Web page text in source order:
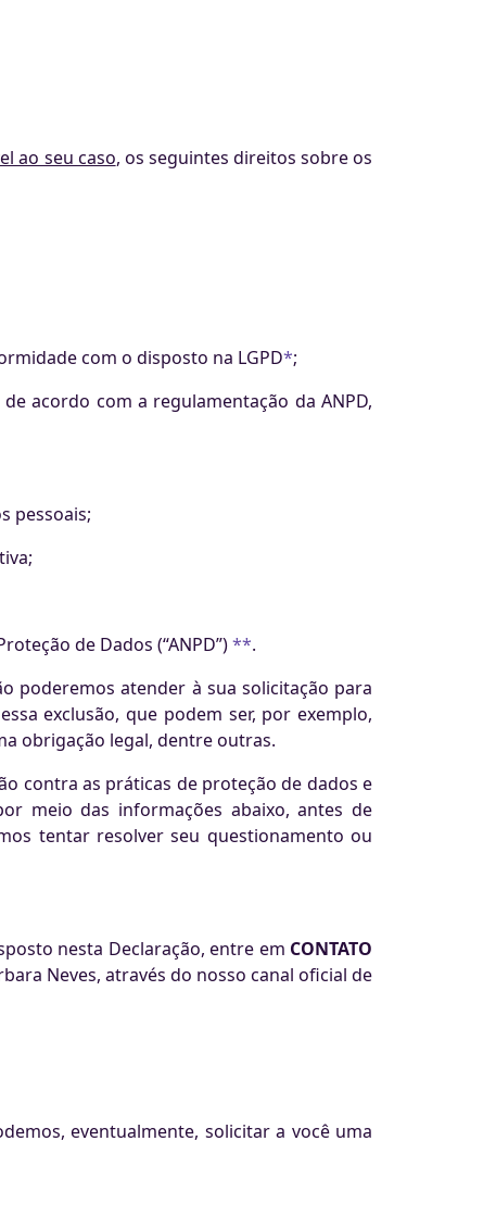
ao seu caso, os seguintes direitos sobre os
com o disposto na LGPD*;
acordo com a regulamentação da ANPD,
pessoais;
de Dados (“ANPD”)**.
poderemos atender à sua solicitação para
exclusão, que podem ser, por exemplo,
obrigação legal, dentre outras.
contra as práticas de proteção de dados e
meio das informações abaixo, antes de
tentar resolver seu questionamento ou
nesta Declaração, entre em CONTATO
Neves, através do nosso canal oficial de
eventualmente, solicitar a você uma